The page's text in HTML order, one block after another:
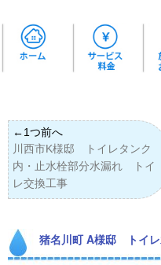
川西市K様邸 トイレタンク
内・止水栓部分水漏れ トイ
レ交換工事
猪名川町 A様邸 トイ